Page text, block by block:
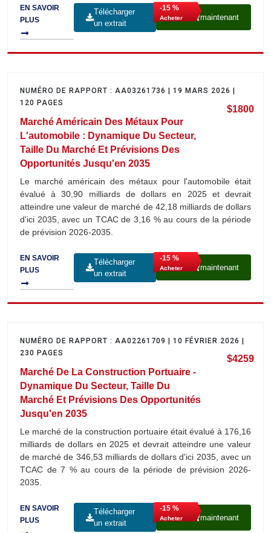
EN SAVOIR
PLUS
Télécharger
un extrait
-15 %
Acheter maintenant
NUMÉRO DE RAPPORT : AA03261736 | 19 MARS 2026 |
120 PAGES
Marché Américain Des Métaux Pour
L'automobile : Dynamique Du Secteur,
Taille Du Marché Et Prévisions Des
Opportunités Jusqu'en 2035
$1800
Le marché américain des métaux pour l'automobile était
évalué à 30,90 milliards de dollars en 2025 et devrait
atteindre une valeur de marché de 42,18 milliards de dollars
d'ici 2035, avec un TCAC de 3,16 % au cours de la période
de prévision 2026-2035.
EN SAVOIR
PLUS
Télécharger
un extrait
-15 %
Acheter maintenant
NUMÉRO DE RAPPORT : AA02261709 | 10 FÉVRIER 2026 |
230 PAGES
Marché De La Construction Portuaire -
Dynamique Du Secteur, Taille Du
Marché Et Prévisions Des Opportunités
Jusqu'en 2035
$4259
Le marché de la construction portuaire était évalué à 176,16
milliards de dollars en 2025 et devrait atteindre une valeur
de marché de 346,53 milliards de dollars d'ici 2035, avec un
TCAC de 7 % au cours de la période de prévision 2026-
2035.
EN SAVOIR
PLUS
Télécharger
un extrait
-15 %
Acheter maintenant